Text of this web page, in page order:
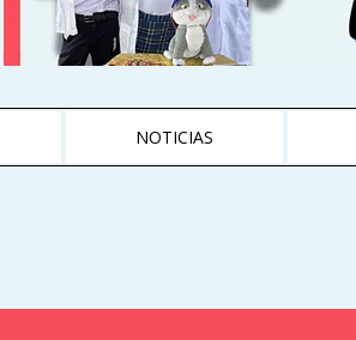
NOTICIAS